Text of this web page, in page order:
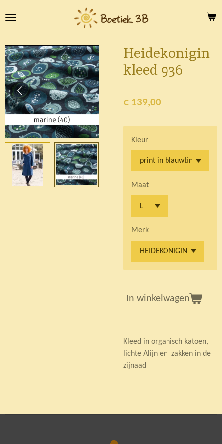
direct
de
hoofdinhoud
Heidekonigin
kleed 936
€ 139,00
Kleur
Maat
Merk
In winkelwagen
Kleed in organisch katoen,
lichte Alijn en zakken in de
zijnaad